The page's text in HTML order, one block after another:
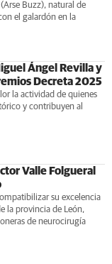
Buzz), natural de
el galardón en la
Ángel Revilla y
Decreta 2025
la actividad de quienes
y contribuyen al
Valle Folgueral
su excelencia
la provincia de León,
de neurocirugía